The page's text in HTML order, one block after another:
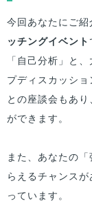
今回あなたにご紹
ッチングイベント
「自己分析」と
プディスカッシ
との座談会もあ
ができます。
また、あなたの
らえるチャンスが
っています。